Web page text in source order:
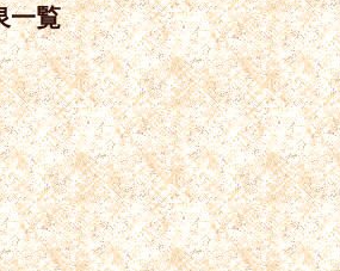
一覧